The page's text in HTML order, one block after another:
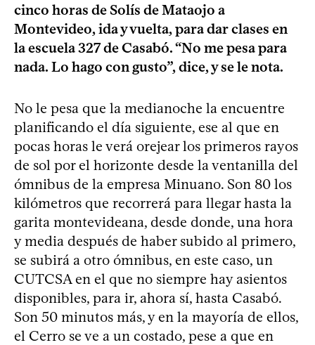
cinco horas de Solís de Mataojo a
Montevideo, ida y vuelta, para dar clases en
la escuela 327 de Casabó. “No me pesa para
nada. Lo hago con gusto”, dice, y se le nota.
No le pesa que la medianoche la encuentre
planificando el día siguiente, ese al que en
pocas horas le verá orejear los primeros rayos
de sol por el horizonte desde la ventanilla del
ómnibus de la empresa Minuano. Son 80 los
kilómetros que recorrerá para llegar hasta la
garita montevideana, desde donde, una hora
y media después de haber subido al primero,
se subirá a otro ómnibus, en este caso, un
CUTCSA en el que no siempre hay asientos
disponibles, para ir, ahora sí, hasta Casabó.
Son 50 minutos más, y en la mayoría de ellos,
el Cerro se ve a un costado, pese a que en